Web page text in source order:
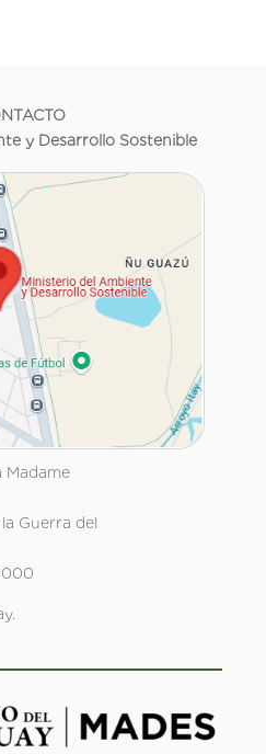
y Desarrollo Sostenible
Madame
Guerra del